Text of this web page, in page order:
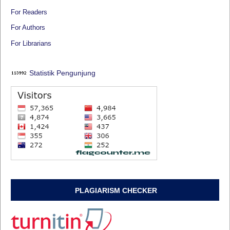
For Readers
For Authors
For Librarians
Statistik Pengunjung
PLAGIARISM CHECKER